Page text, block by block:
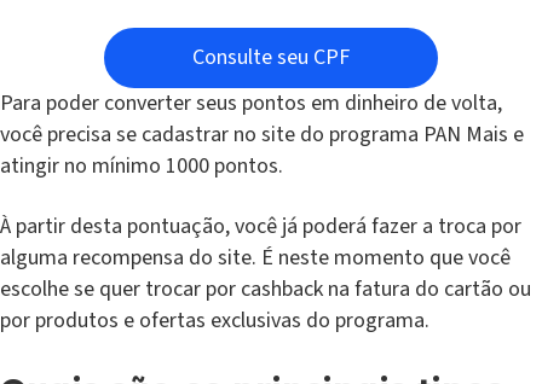
Consulte seu CPF
Para poder converter seus pontos em dinheiro de volta,
você precisa se cadastrar no site do programa PAN Mais e
atingir no mínimo 1000 pontos.
À partir desta pontuação, você já poderá fazer a troca por
alguma recompensa do site. É neste momento que você
escolhe se quer trocar por cashback na fatura do cartão ou
por produtos e ofertas exclusivas do programa.